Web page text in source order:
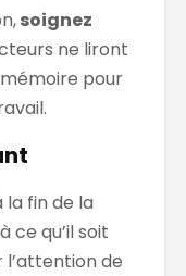
soignez
ne liront
pour
la fin de la
ce qu’il soit
de